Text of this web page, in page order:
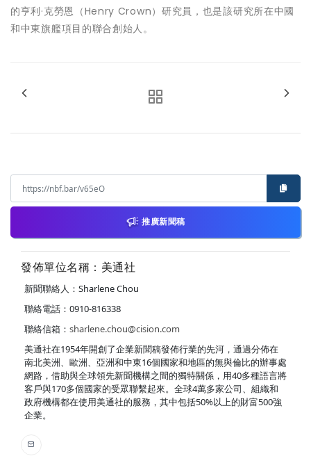
的亨利·克勞恩（Henry Crown）研究員，也是該研究所在中國
和中東旗艦項目的聯合創始人。
推廣新聞稿
發佈單位名稱：美通社
新聞聯絡人：Sharlene Chou
聯絡電話：0910-816338
聯絡信箱： sharlene.chou@cision.com
美通社在1954年開創了企業新聞稿發佈行業的先河，通過分佈在
南北美洲、歐洲、亞洲和中東16個國家和地區的無與倫比的辦事處
網路，借助與全球領先新聞機構之間的獨特關係，用40多種語言將
客戶與170多個國家的受眾聯繫起來。全球4萬多家公司、組織和
政府機構都在使用美通社的服務，其中包括50%以上的財富500強
企業。